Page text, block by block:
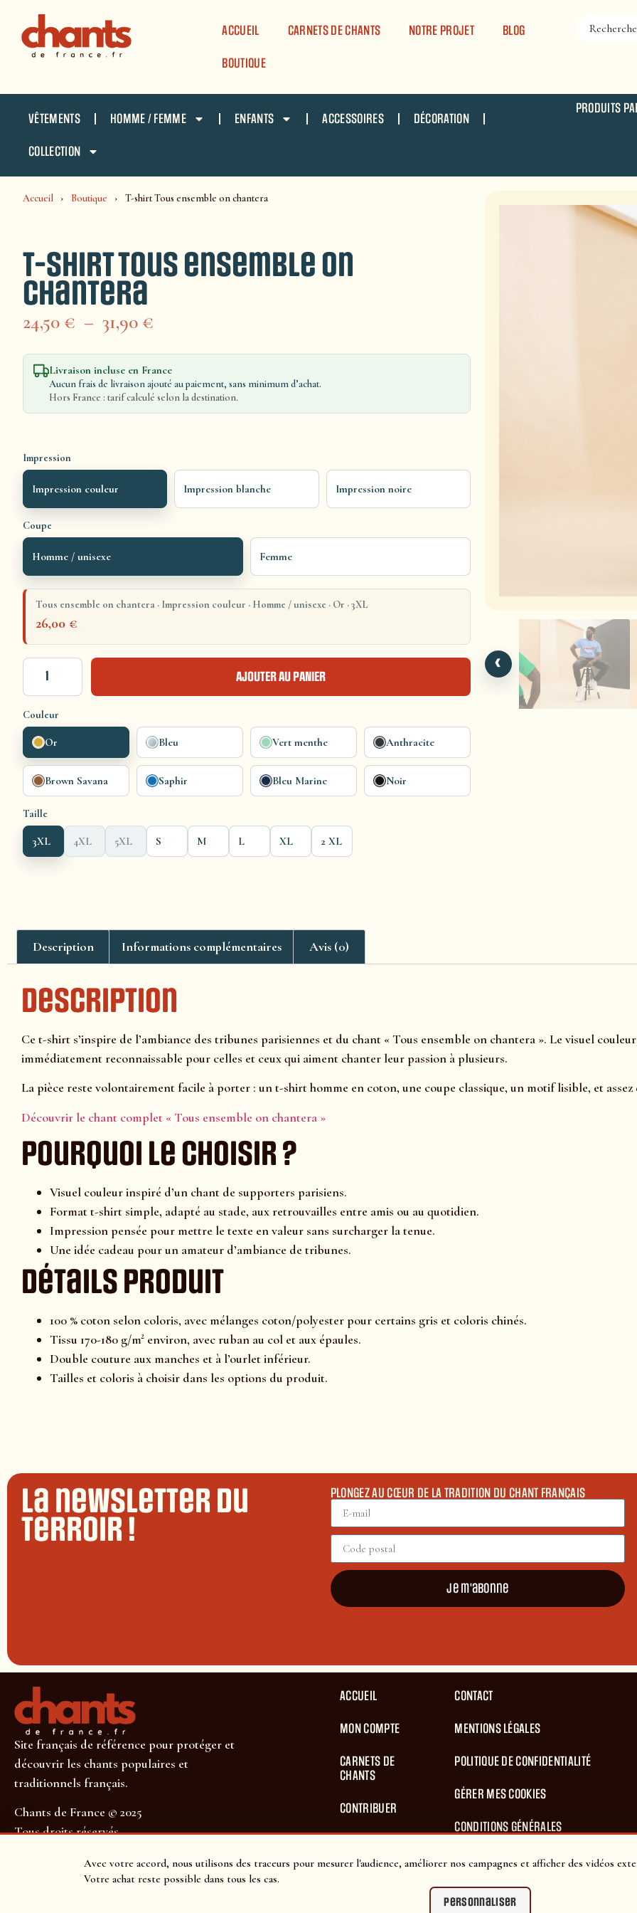
Avec votre accord, nous utilisons des traceurs pour mesurer l'audience, améliorer nos campagnes et afficher des vidéos
Votre achat reste possible dans tous les cas.
Personnaliser
ACCUEIL CARNETS DE CHANTS NOTRE PROJET BLOG
BOUTIQUE
VÊTEMENTS HOMME / FEMME ENFANTS ACCESSOIRES DÉCORATION
COLLECTION
PRODUITS
Accueil Boutique T-shirt Tous ensemble on chantera
T-shirt Tous ensemble on
chantera
24,50 € – 31,90 €
Livraison incluse en France
Aucun frais de livraison ajouté au paiement, sans minimum d’achat.
Hors France : tarif calculé selon la destination.
Impression
Impression couleur Impression blanche Impression noire
Coupe
Homme / unisexe Femme
Tous ensemble on chantera · Impression couleur · Homme / unisexe · Or · 3XL
26,00 €
AJOUTER AU PANIER
Couleur
Or Bleu Vert menthe Anthracite
Brown Savana Saphir Bleu Marine Noir
Taille
3XL 4XL 5XL S M L XL 2 XL
‹
Description Informations complémentaires Avis (0)
Description
Ce t-shirt s’inspire de l’ambiance des tribunes parisiennes et du chant « Tous ensemble on chantera ». Le visuel
immédiatement reconnaissable pour celles et ceux qui aiment chanter leur passion à plusieurs.
La pièce reste volontairement facile à porter : un t-shirt homme en coton, une coupe classique, un motif lisible, et
Découvrir le chant complet « Tous ensemble on chantera »
Pourquoi le choisir ?
Visuel couleur inspiré d’un chant de supporters parisiens.
Format t-shirt simple, adapté au stade, aux retrouvailles entre amis ou au quotidien.
Impression pensée pour mettre le texte en valeur sans surcharger la tenue.
Une idée cadeau pour un amateur d’ambiance de tribunes.
Détails produit
100 % coton selon coloris, avec mélanges coton/polyester pour certains gris et coloris chinés.
Tissu 170-180 g/m² environ, avec ruban au col et aux épaules.
Double couture aux manches et à l’ourlet inférieur.
Tailles et coloris à choisir dans les options du produit.
La newsletter du
terroir !
PLONGEZ AU CŒUR DE LA TRADITION DU CHANT FRANÇAIS
Je m'abonne
Site français de référence pour protéger et
découvrir les chants populaires et
traditionnels français.
Chants de France © 2025
Tous droits réservés
SUIVEZ-NOUS POUR NE RIEN MANQUER !
ACCUEIL
MON COMPTE
CARNETS DE
CHANTS
CONTRIBUER
CONTACT
MENTIONS LÉGALES
POLITIQUE DE CONFIDENTIALITÉ
GÉRER MES COOKIES
CONDITIONS GÉNÉRALES
CONDITIONS GÉNÉRALES DE VENTES